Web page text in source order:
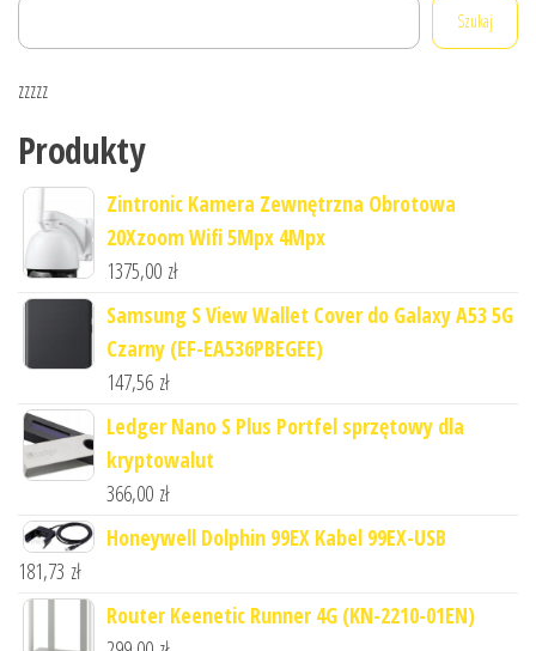
Szukaj
zzzzz
Produkty
Zintronic Kamera Zewnętrzna Obrotowa
20Xzoom Wifi 5Mpx 4Mpx
1375,00 zł
Samsung S View Wallet Cover do Galaxy A53 5G
Czarny (EF-EA536PBEGEE)
147,56 zł
Ledger Nano S Plus Portfel sprzętowy dla
kryptowalut
366,00 zł
Honeywell Dolphin 99EX Kabel 99EX-USB
181,73 zł
Router Keenetic Runner 4G (KN-2210-01EN)